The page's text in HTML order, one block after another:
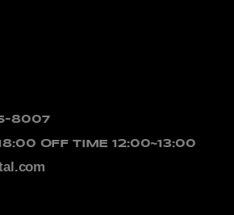
8007
OFF TIME 12:00~13:00